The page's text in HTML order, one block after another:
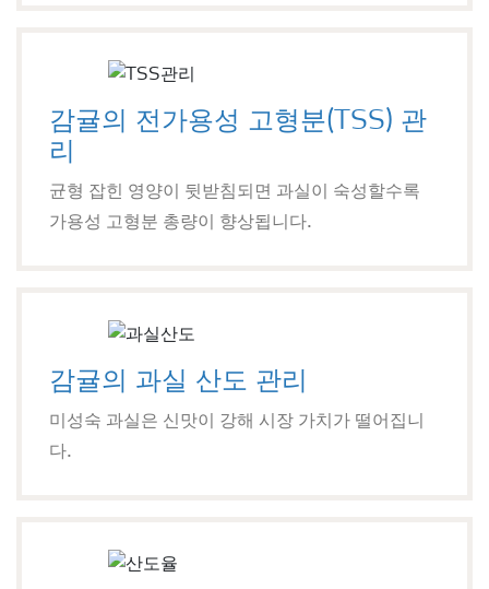
감귤의 전가용성 고형분(TSS) 관
리
균형 잡힌 영양이 뒷받침되면 과실이 숙성할수록
가용성 고형분 총량이 향상됩니다.
감귤의 과실 산도 관리
미성숙 과실은 신맛이 강해 시장 가치가 떨어집니
다.